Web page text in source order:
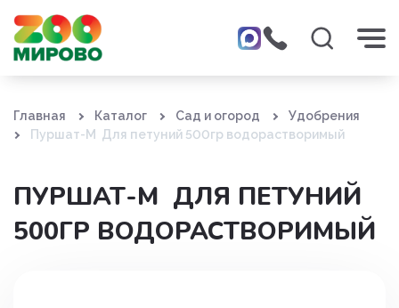
Главная Каталог Сад и огород
Удобрения
Пуршат-М Для петуний 500гр водорастворимый
ПУРШАТ-М ДЛЯ ПЕТУНИЙ
500ГР ВОДОРАСТВОРИМЫЙ